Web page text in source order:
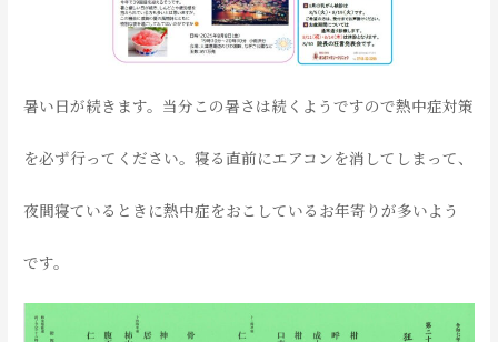
暑い日が続きます。当分この暑さは続くようですので熱中症対策
を必ず行ってください。寝る直前にエアコンを消してしまって、
夜間寝ているときに熱中症をおこしているお年寄りが多いよう
です。